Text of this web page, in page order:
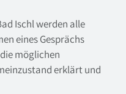
Ischl werden alle
eines Gesprächs
möglichen
erklärt und